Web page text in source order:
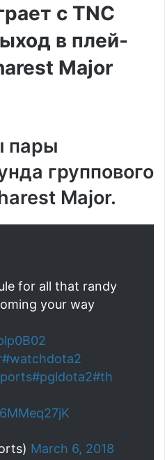
с TNC
в плей-
Major
пары
группового
Major.
for all that randy
your way
#watchdota2
#pgldota2#th
March 6, 2018